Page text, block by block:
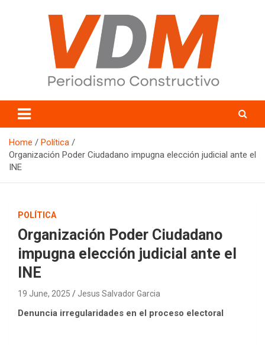
valledelmayo.com
Home
Política
Organización Poder Ciudadano impugna elección judicial ante el
INE
POLÍTICA
Organización Poder Ciudadano
impugna elección judicial ante el
INE
19 June, 2025 Jesus Salvador Garcia
Denuncia irregularidades en el proceso electoral